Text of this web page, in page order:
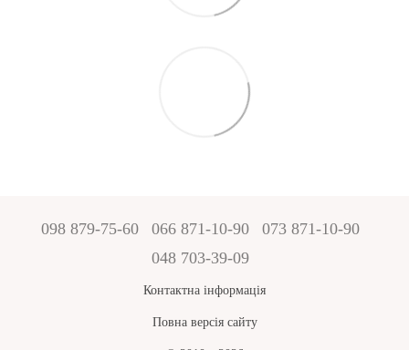
098 879-75-60 066 871-10-90
073 871-10-90
048 703-39-09
Контактна інформація
Повна версія сайту